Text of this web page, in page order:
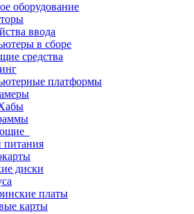
оборудование
ввода
в сборе
средства
платформы
питания
диски
платы
карты